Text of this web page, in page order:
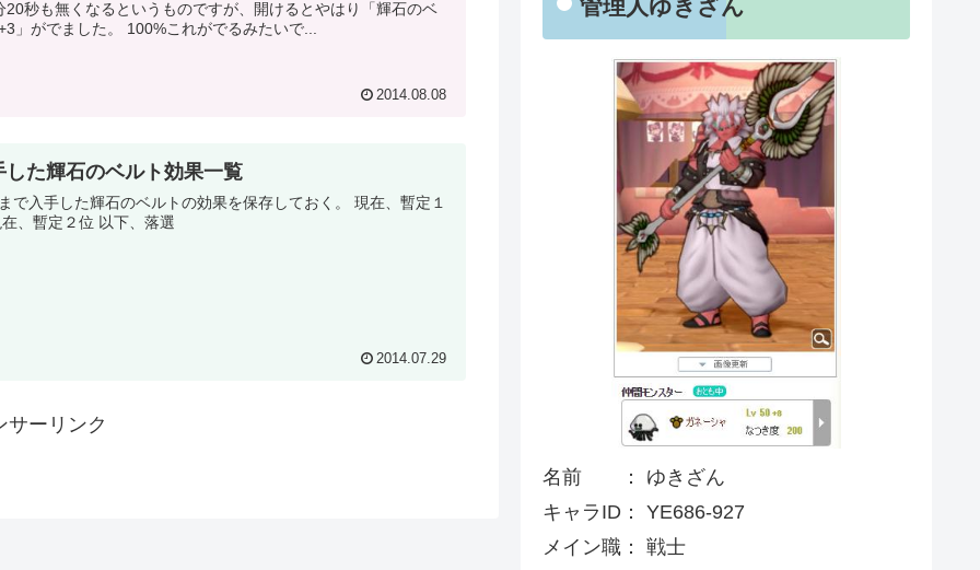
20秒も無くなるというものですが、開けるとやはり「輝石のベ
」がでました。 100%これがでるみたいで...
2014.08.08
した輝石のベルト効果一覧
で入手した輝石のベルトの効果を保存しておく。 現在、暫定１
、暫定２位 以下、落選
2014.07.29
サーリンク
管理人ゆきざん
名前 ： ゆきざん
キャラID： YE686-927
メイン職： 戦士